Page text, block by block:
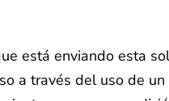
está enviando esta
a través del uso de